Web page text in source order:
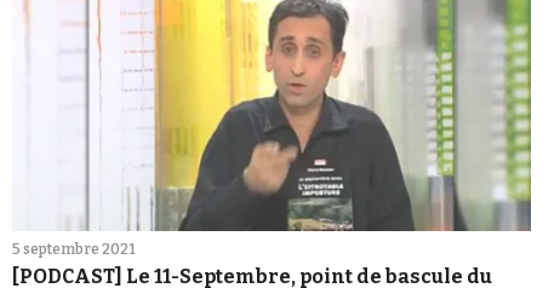
5 septembre 2021
[PODCAST] Le 11-Septembre, point de bascule du